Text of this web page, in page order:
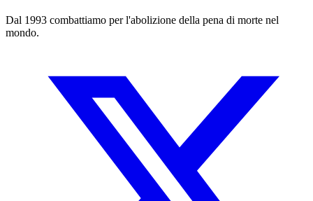
Dal 1993 combattiamo per l'abolizione della pena di morte nel
mondo.